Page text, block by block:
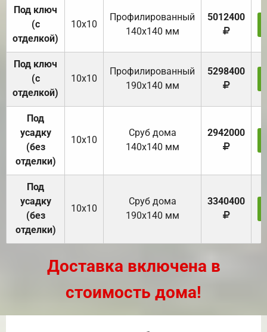
Под ключ
(с
отделкой)
10х10
Профилированный
140х140 мм
5012400
Под ключ
(с
отделкой)
10х10
Профилированный
190х140 мм
5298400
Под
усадку
(без
отделки)
10х10
Cруб дома
140х140 мм
2942000
Под
усадку
(без
отделки)
10х10
Cруб дома
190х140 мм
3340400
Доставка включена в
стоимость дома!